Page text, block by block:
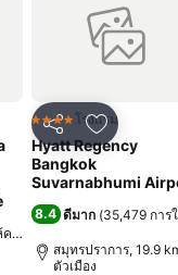
ารโปรด
ะแนน
แชร์ เพิ่มในราย
4 ดาว โรงแรม
Hyatt Regency
Bangkok
Suvarnabhumi
8.4 ดีมาก (35,479 การ
สมุทรปราการ, 19.9
ตัวเมือง